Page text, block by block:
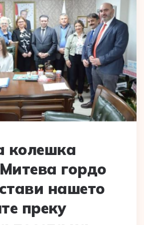
колешка
гордо
нашето
преку